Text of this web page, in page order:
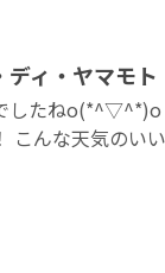
ディ・ヤマモト
したねo(*^▽^*)o
こんな天気のい